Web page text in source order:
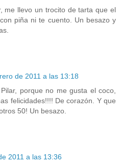
me llevo un trocito de tarta que el
piña ni te cuento. Un besazo y
de 2011 a las 13:18
porque no me gusta el coco,
felicidades!!!! De corazón. Y que
50! Un besazo.
2011 a las 13:36